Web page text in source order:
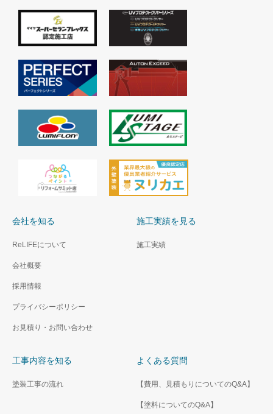
会社を知る
ReLIFEについて
会社概要
採用情報
プライバシーポリシー
お見積り・お問い合わせ
施工実績を見る
施工実績
工事内容を知る
塗装工事の流れ
よくある質問
【費用、見積もりについてのQ&A】
【塗料についてのQ&A】